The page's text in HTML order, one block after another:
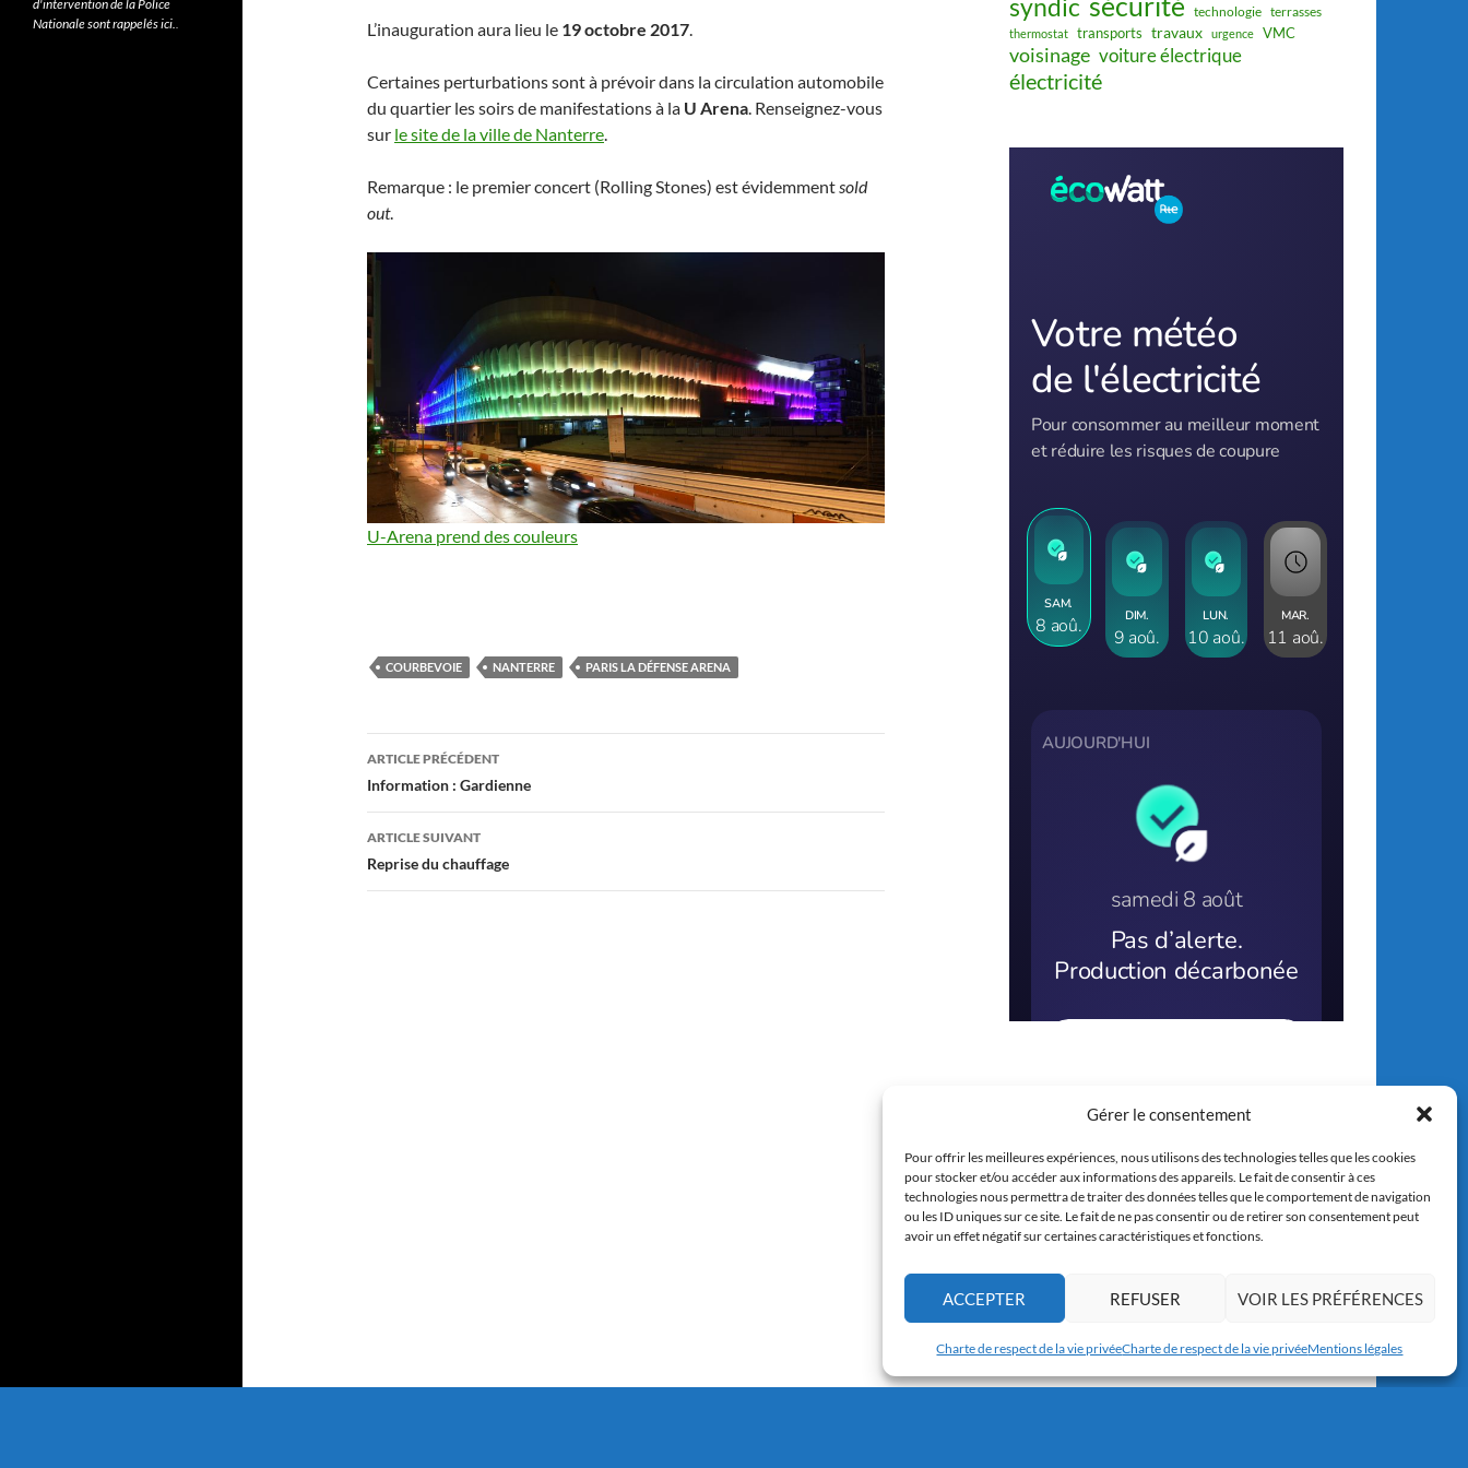
Gérer le consentement
Pour offrir les meilleures expériences, nous utilisons des technologies telles que les cookies
pour stocker et/ou accéder aux informations des appareils. Le fait de consentir à ces
technologies nous permettra de traiter des données telles que le comportement de navigation
ou les ID uniques sur ce site. Le fait de ne pas consentir ou de retirer son consentement peut
avoir un effet négatif sur certaines caractéristiques et fonctions.
ACCEPTER REFUSER VOIR LES PRÉFÉRENCES
Charte de respect de la vie privéeCharte de respect de la vie privéeMentions légales
L’inauguration aura lieu le 19 octobre 2017.
Certaines perturbations sont à prévoir dans la circulation automobile
du quartier les soirs de manifestations à la U Arena. Renseignez-vous
sur le site de la ville de Nanterre.
Remarque : le premier concert (Rolling Stones) est évidemmentsold
out.
U-Arena prend des couleurs
COURBEVOIE NANTERRE PARIS LA DÉFENSE ARENA
Navigation
des
articles
ARTICLE PRÉCÉDENT
Information : Gardienne
ARTICLE SUIVANT
Reprise du chauffage
syndic technologie terrasses
thermostat transports travaux urgence VMC
voisinage voiture électrique
électricité
d'intervention de la Police
Nationale sont rappelés ici..